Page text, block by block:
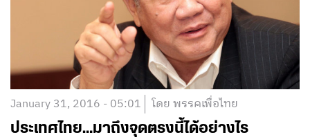
January 31, 2016 - 05:01 โดย พรรคเพื่อไทย
ประเทศไทย…มาถึงจุดตรงนี้ได้อย่างไร